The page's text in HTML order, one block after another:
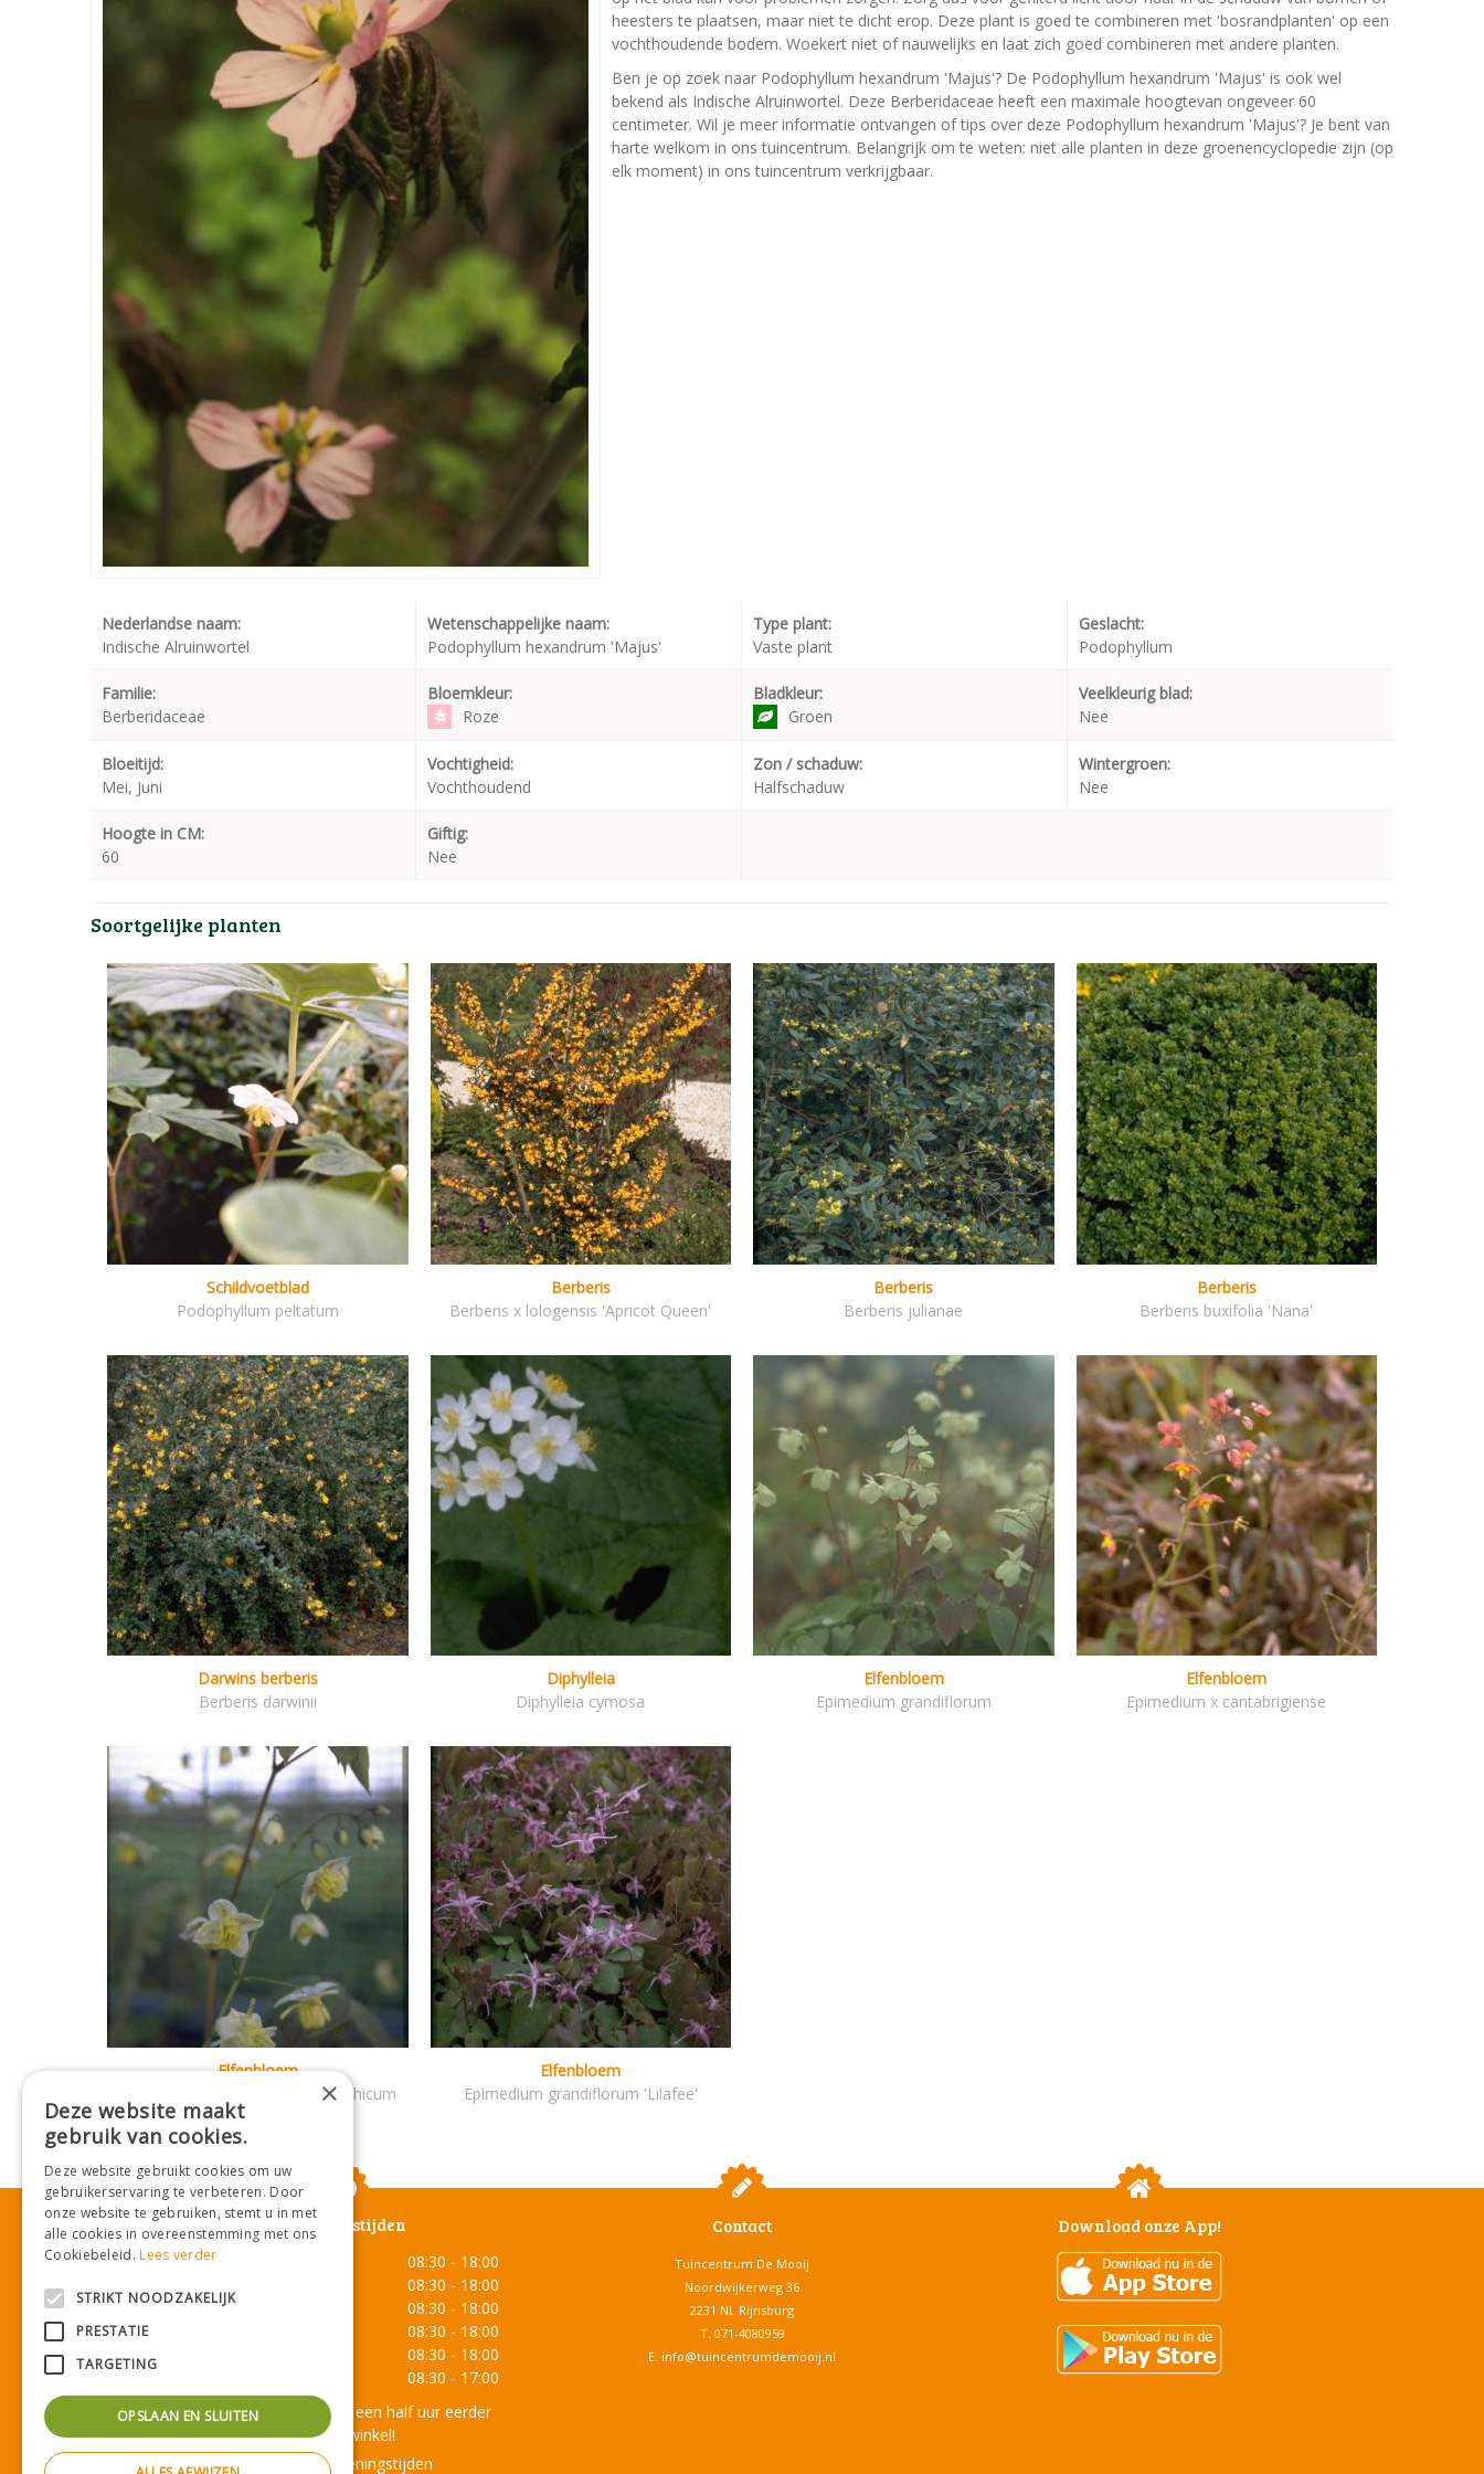
heesters te plaatsen, maar niet te dicht erop. Deze plant is goed te combineren met 'bosrandplanten' op een
vochthoudende bodem. Woekert niet of nauwelijks en laat zich goed combineren met andere planten.
Ben je op zoek naar Podophyllum hexandrum 'Majus'? De Podophyllum hexandrum 'Majus' is ook wel
bekend als Indische Alruinwortel. Deze Berberidaceae heeft een maximale hoogtevan ongeveer 60
centimeter. Wil je meer informatie ontvangen of tips over deze Podophyllum hexandrum 'Majus'? Je bent van
harte welkom in ons tuincentrum. Belangrijk om te weten: niet alle planten in deze groenencyclopedie zijn (op
elk moment) in ons tuincentrum verkrijgbaar.
Nederlandse naam:
Indische Alruinwortel
Wetenschappelijke naam:
Podophyllum hexandrum 'Majus'
Type plant:
Vaste plant
Geslacht:
Podophyllum
Familie:
Berberidaceae
Bloemkleur:
Roze
Bladkleur:
Groen
Veelkleurig blad:
Nee
Bloeitijd:
Mei, Juni
Vochtigheid:
Vochthoudend
Zon / schaduw:
Halfschaduw
Wintergroen:
Nee
Hoogte in CM:
60
Giftig:
Nee
Soortgelijke planten
Schildvoetblad
Podophyllum peltatum
Berberis
Berberis x lologensis 'Apricot Queen'
Berberis
Berberis julianae
Berberis
Berberis buxifolia 'Nana'
Darwins berberis
Berberis darwinii
Diphylleia
Diphylleia cymosa
Elfenbloem
Epimedium grandiflorum
Elfenbloem
Epimedium x cantabrigiense
Elfenbloem
Epimedium pinnatum subsp. colchicum
Elfenbloem
Epimedium grandiflorum 'Lilafee'
Openingstijden
Maandag
08:30 - 18:00
08:30 - 18:00
Woensdag
08:30 - 18:00
08:30 - 18:00
08:30 - 18:00
08:30 - 17:00
Onze lunchroom sluit een half uur eerder
dan de winkel!
Toon alle openingstijden
Contact
Tuincentrum De Mooij
Noordwijkerweg 36
2231 NL Rijnsburg
T. 071-4080959
E. info@tuincentrumdemooij.nl
Download onze App!
×
Deze website maakt
gebruik van cookies.
Deze website gebruikt cookies om uw
gebruikerservaring te verbeteren. Door
onze website te gebruiken, stemt u in met
alle cookies in overeenstemming met ons
Cookiebeleid.Lees verder
STRIKT NOODZAKELIJK
PRESTATIE
TARGETING
OPSLAAN EN SLUITEN